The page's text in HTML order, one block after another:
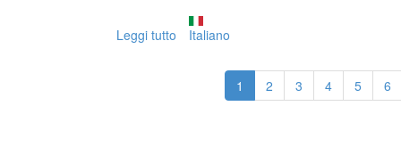
Leggi tutto Italiano
1 2 3 4 5 6